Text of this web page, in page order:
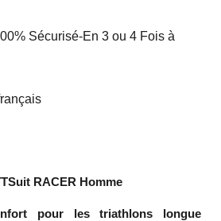
Sécurisé-En 3 ou 4 Fois à
RACER Homme
pour les triathlons longue